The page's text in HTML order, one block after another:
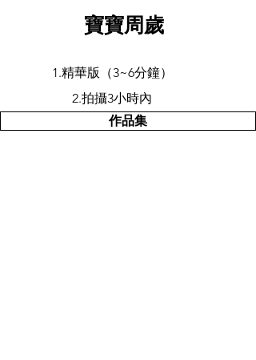
寶寶周歲
1.精華版（3~6分鐘）
​2.拍攝3小時內
作品集